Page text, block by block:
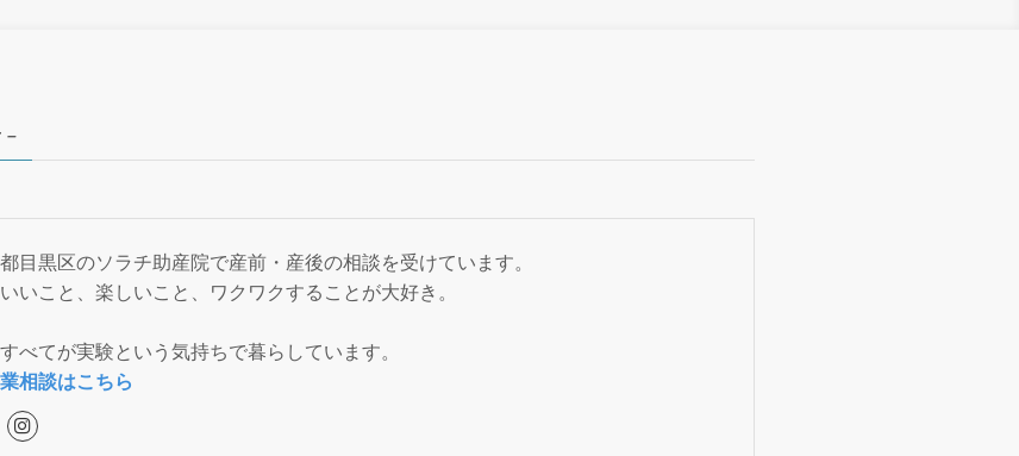
–
目黒区のソラチ助産院で産前・産後の相談を受けています。
いこと、楽しいこと、ワクワクすることが大好き。
べてが実験という気持ちで暮らしています。
相談はこちら